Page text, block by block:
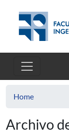
Home
Archivo